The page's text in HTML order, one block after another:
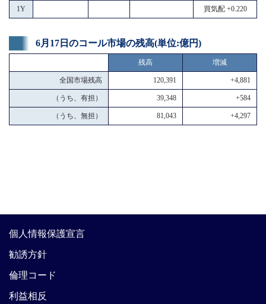
1Y 買気配 +0.220
6月17日のコール市場の残高(単位:億円)
残高 増減
全国市場残高 120,391 +4,881
（うち、有担） 39,348 +584
（うち、無担） 81,043 +4,297
個人情報保護宣言
勧誘方針
倫理コード
利益相反